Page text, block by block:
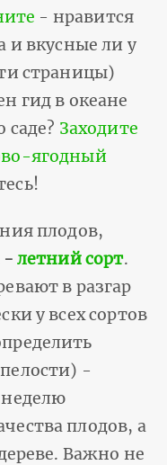
- нравится
и вкусные ли у
страницы)
гид в океане
саде? Заходите
ягодный
плодов,
- летний сорт.
в разгар
у всех сортов
-
неделю
плодов, а
Важно не